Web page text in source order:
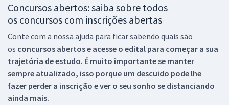
Concursos abertos: saiba sobre todos
os concursos com inscrições abertas
Conte com a nossa ajuda para ficar sabendo quais são
os concursos abertos e acesse o edital para começar a sua
trajetória de estudo. É muito importante se manter
sempre atualizado, isso porque um descuido pode lhe
fazer perder a inscrição e ver o seu sonho se distanciando
ainda mais.